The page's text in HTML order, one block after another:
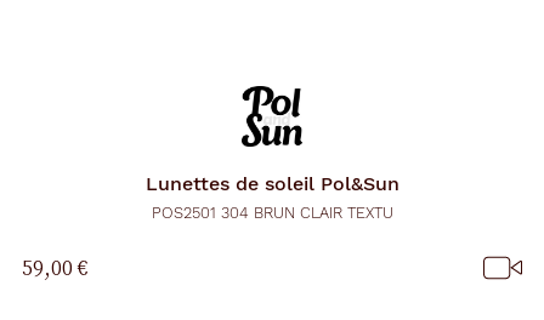
Lunettes de soleil Pol&Sun
POS2501 304 BRUN CLAIR TEXTU
59,00 €